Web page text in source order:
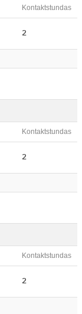
Kontaktstundas
2
Kontaktstundas
2
Kontaktstundas
2